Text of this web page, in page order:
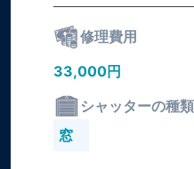
修理費用
33,000円
シャッターの種類
窓